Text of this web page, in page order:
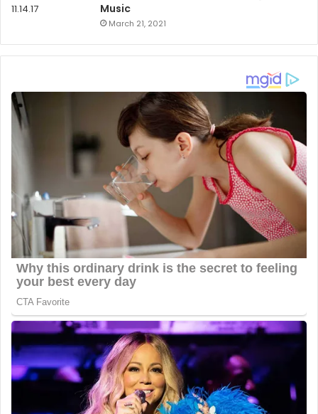
Music
March 21, 2021